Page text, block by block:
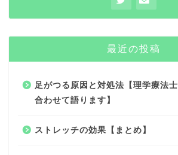
最近の投稿
足がつる原因と対処法【理学療法
合わせて語ります】
ストレッチの効果【まとめ】